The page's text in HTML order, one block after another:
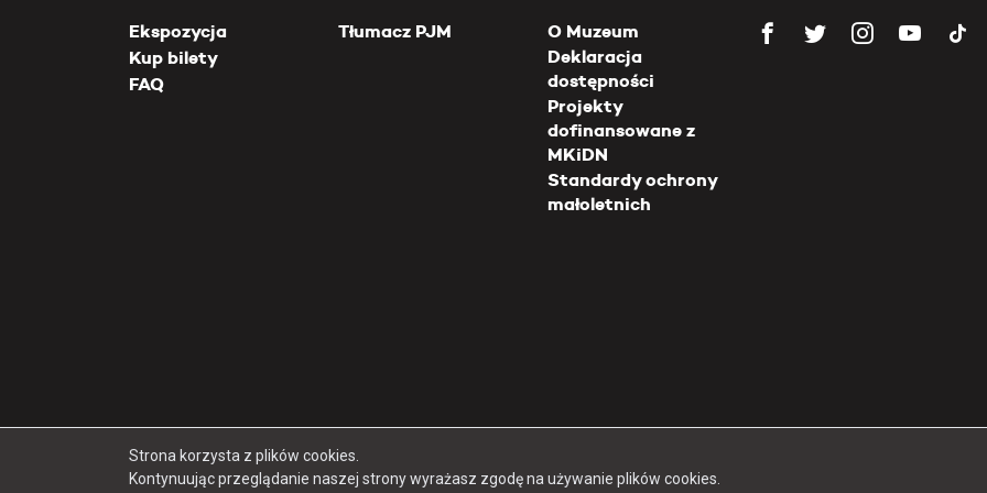
Ekspozycja
Kup bilety
FAQ
Tłumacz PJM
O Muzeum
Deklaracja
dostępności
Projekty
dofinansowane z
MKiDN
Standardy ochrony
małoletnich
Copyright 2026 Muzeum Powstania Warszawskiego
Strona korzysta z plików cookies.
Kontynuując przeglądanie naszej strony wyrażasz zgodę na używanie plików cookies.